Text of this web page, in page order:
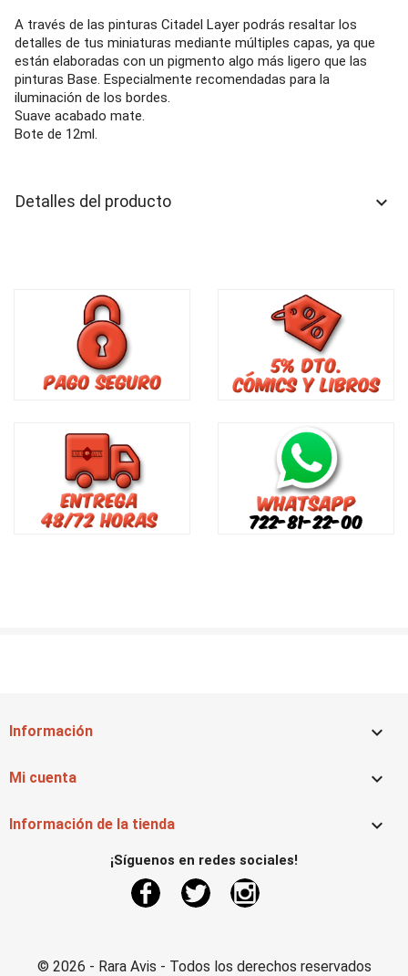
A través de las pinturas Citadel Layer podrás resaltar los
detalles de tus miniaturas mediante múltiples capas, ya que
están elaboradas con un pigmento algo más ligero que las
pinturas Base. Especialmente recomendadas para la
iluminación de los bordes.
Suave acabado mate.
Bote de 12ml.
Detalles del producto keyboard_arrow_down
Información 
Mi cuenta 
Información de la tienda 
¡Síguenos en redes sociales!
FacebookTwitter
© 2026 - Rara Avis - Todos los derechos reservados